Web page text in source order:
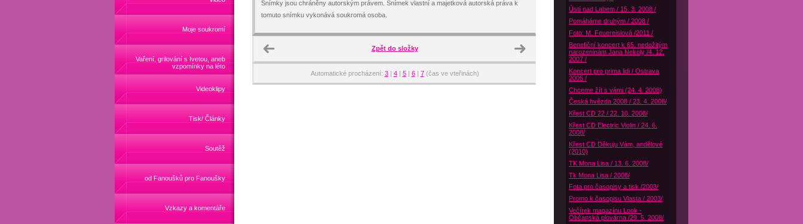
Moje soukromí
Vaření, grilování s Ivetou, aneb
vzpomínky na léto
Videoklipy
Tisk/ Články
Soutěž
od Fanoušků pro Fanoušky
Vzkazy a komentáře
Snímky jsou chráněny autorským právem. Snímek vlastní a majetková autorská práva k
tomuto snímku vykonává soukromá osoba.
Zpět do složky
Automatické procházení: 3| 4| 5| 6| 7(čas ve vteřinách)
Ústí nad Labem / 15. 3. 2008 /
Pomáháme druhým / 2008 /
Foto: M. Feuereislová /2011 /
Benefiční koncert k 65. nedožitým
narozeninám Jana Nekoly /4. 12.
2007 /
Koncert pro prima lidi / Ostrava
2005 /
Chceme žít s vámi (24. 4. 2008)
Česká hvězda 2008 / 23. 4. 2008/
Křest CD 22 / 22. 10. 2008/
Křest CD Electric Violin / 24. 6.
2008/
Křest CD Děkuju Vám, andělové
(2010)
TK Mona Lisa / 13. 6. 2008/
Tk Mona Lisa / 2008/
Fota pro časopisy a tisk /2003/
Promo k časopisu Vlasta / 2003/
Večírek magazínu Look -
Občanská plovárna /29. 5. 2008/